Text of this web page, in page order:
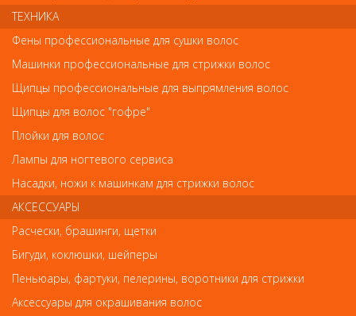
Имя
Код
Обратите внимание
Внешний вид товара «Элгон Sublimia Масло сухое для волос
100мл» может отличаться от фотографий на сайте.
товара с фотографиями и описанием на сайте не является
ТЕХНИКА
Фены профессиональные для сушки волос
Машинки профессиональные для стрижки волос
Щипцы профессиональные для выпрямления волос
Щипцы для волос "гофре"
Плойки для волос
Лампы для ногтевого сервиса
Насадки, ножи к машинкам для стрижки волос
АКСЕССУАРЫ
Расчески, брашинги, щетки
Бигуди, коклюшки, шейперы
Пеньюары, фартуки, пелерины, воротники для стрижки
Аксессуары для окрашивания волос